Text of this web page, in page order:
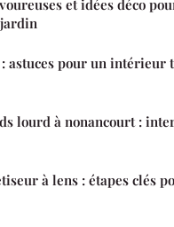
et idées déco
astuces pour un intérieur
lourd à nonancourt :
à lens : étapes clés